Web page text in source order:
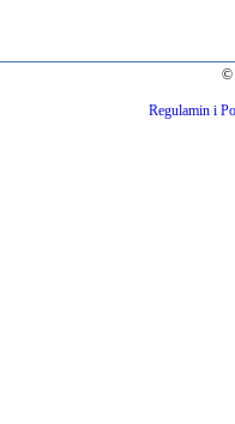
©
Regulamin i